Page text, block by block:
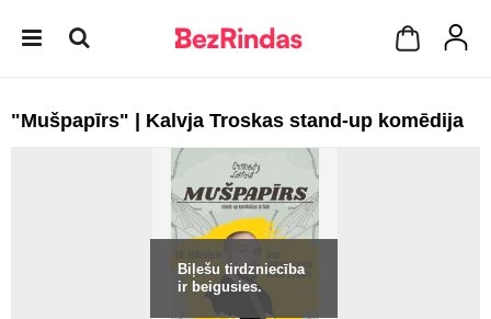
"Mušpapīrs" | Kalvja Troskas stand-up komēdija
Biļešu tirdzniecība
ir beigusies.